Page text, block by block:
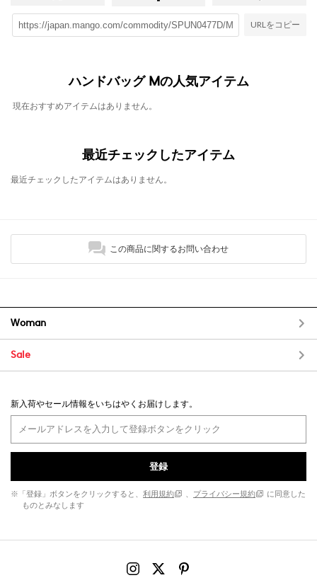
URLをコピー
ハンドバッグ Mの人気アイテム
現在おすすめアイテムはありません。
最近チェックしたアイテム
最近チェックしたアイテムはありません。
この商品に関するお問い合わせ
Woman
Sale
新入荷やセール情報をいちはやくお届けします。
登録
※「登録」ボタンをクリックすると、 利用規約 、 プライバシー規約
に同意した
ものとみなします